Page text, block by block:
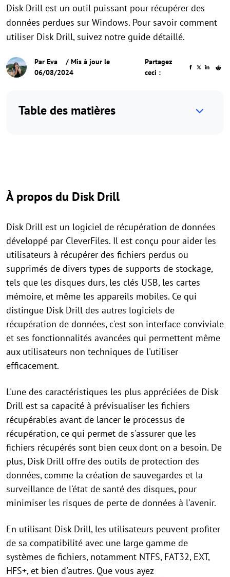
Disk Drill est un outil puissant pour récupérer des
données perdues sur Windows. Pour savoir comment
utiliser Disk Drill, suivez notre guide détaillé.
Par Eva
/ Mis à jour le
06/08/2024
Partagez
ceci :
Table des matières
À propos du Disk Drill
Disk Drill est un logiciel de récupération de données
développé par CleverFiles. Il est conçu pour aider les
utilisateurs à récupérer des fichiers perdus ou
supprimés de divers types de supports de stockage,
tels que les disques durs, les clés USB, les cartes
mémoire, et même les appareils mobiles. Ce qui
distingue Disk Drill des autres logiciels de
récupération de données, c'est son interface conviviale
et ses fonctionnalités avancées qui permettent même
aux utilisateurs non techniques de l'utiliser
efficacement.
L'une des caractéristiques les plus appréciées de Disk
Drill est sa capacité à prévisualiser les fichiers
récupérables avant de lancer le processus de
récupération, ce qui permet de s'assurer que les
fichiers récupérés sont bien ceux dont on a besoin. De
plus, Disk Drill offre des outils de protection des
données, comme la création de sauvegardes et la
surveillance de l'état de santé des disques, pour
minimiser les risques de perte de données à l'avenir.
En utilisant Disk Drill, les utilisateurs peuvent profiter
de sa compatibilité avec une large gamme de
systèmes de fichiers, notamment NTFS, FAT32, EXT,
HFS+, et bien d'autres. Que vous ayez